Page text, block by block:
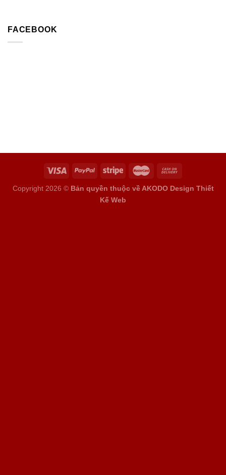
FACEBOOK
Copyright 2026 © Bản quyền thuộc về AKODO Design Thiết
Kế Web